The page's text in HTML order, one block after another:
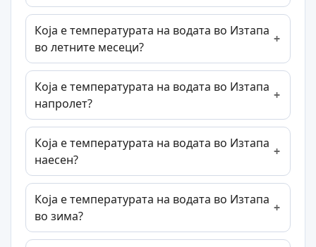
Која е температурата на водата во Изтапа
во летните месеци?
Која е температурата на водата во Изтапа
напролет?
Која е температурата на водата во Изтапа
наесен?
Која е температурата на водата во Изтапа
во зима?